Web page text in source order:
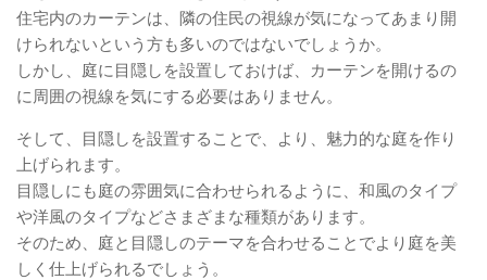
住宅内のカーテンは、隣の住民の視線が気になってあまり開
けられないという方も多いのではないでしょうか。
しかし、庭に目隠しを設置しておけば、カーテンを開けるの
に周囲の視線を気にする必要はありません。
そして、目隠しを設置することで、より、魅力的な庭を作り
上げられます。
目隠しにも庭の雰囲気に合わせられるように、和風のタイプ
や洋風のタイプなどさまざまな種類があります。
そのため、庭と目隠しのテーマを合わせることでより庭を美
しく仕上げられるでしょう。